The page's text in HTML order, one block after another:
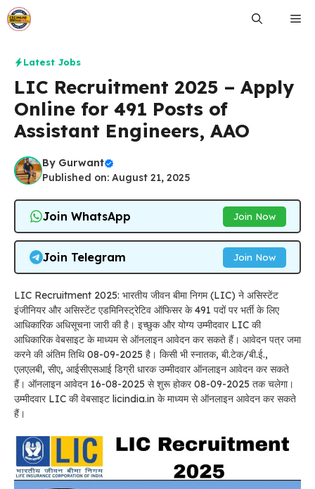
Skip
to
Latest Jobs
LIC Recruitment 2025 – Apply
Online for 491 Posts of
Assistant Engineers, AAO
By Gurwant
Published on: August 21, 2025
Join WhatsApp Join Now
Join Telegram Join Now
LIC Recruitment 2025: भारतीय जीवन बीमा निगम (LIC) ने असिस्टेंट
इंजीनियर और असिस्टेंट एडमिनिस्ट्रेटिव ऑफिसर के 491 पदों पर भर्ती के लिए
आधिकारिक अधिसूचना जारी की है। इच्छुक और योग्य उम्मीदवार LIC की
आधिकारिक वेबसाइट के माध्यम से ऑनलाइन आवेदन कर सकते हैं। आवेदन पत्र जमा
करने की अंतिम तिथि 08-09-2025 है। किसी भी स्नातक, बी.टेक/बी.ई.,
एलएलबी, सीए, आईसीएसआई डिग्री धारक उम्मीदवार ऑनलाइन आवेदन कर सकते
हैं। ऑनलाइन आवेदन 16-08-2025 से शुरू होकर 08-09-2025 तक चलेगा।
उम्मीदवार LIC की वेबसाइट licindia.in के माध्यम से ऑनलाइन आवेदन कर सकते
हैं।